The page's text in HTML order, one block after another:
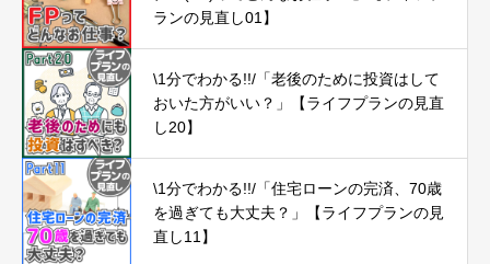
ランの見直し01】
\1分でわかる!!/「老後のために投資はして
おいた方がいい？」【ライフプランの見直
し20】
\1分でわかる!!/「住宅ローンの完済、70歳
を過ぎても大丈夫？」【ライフプランの見
直し11】